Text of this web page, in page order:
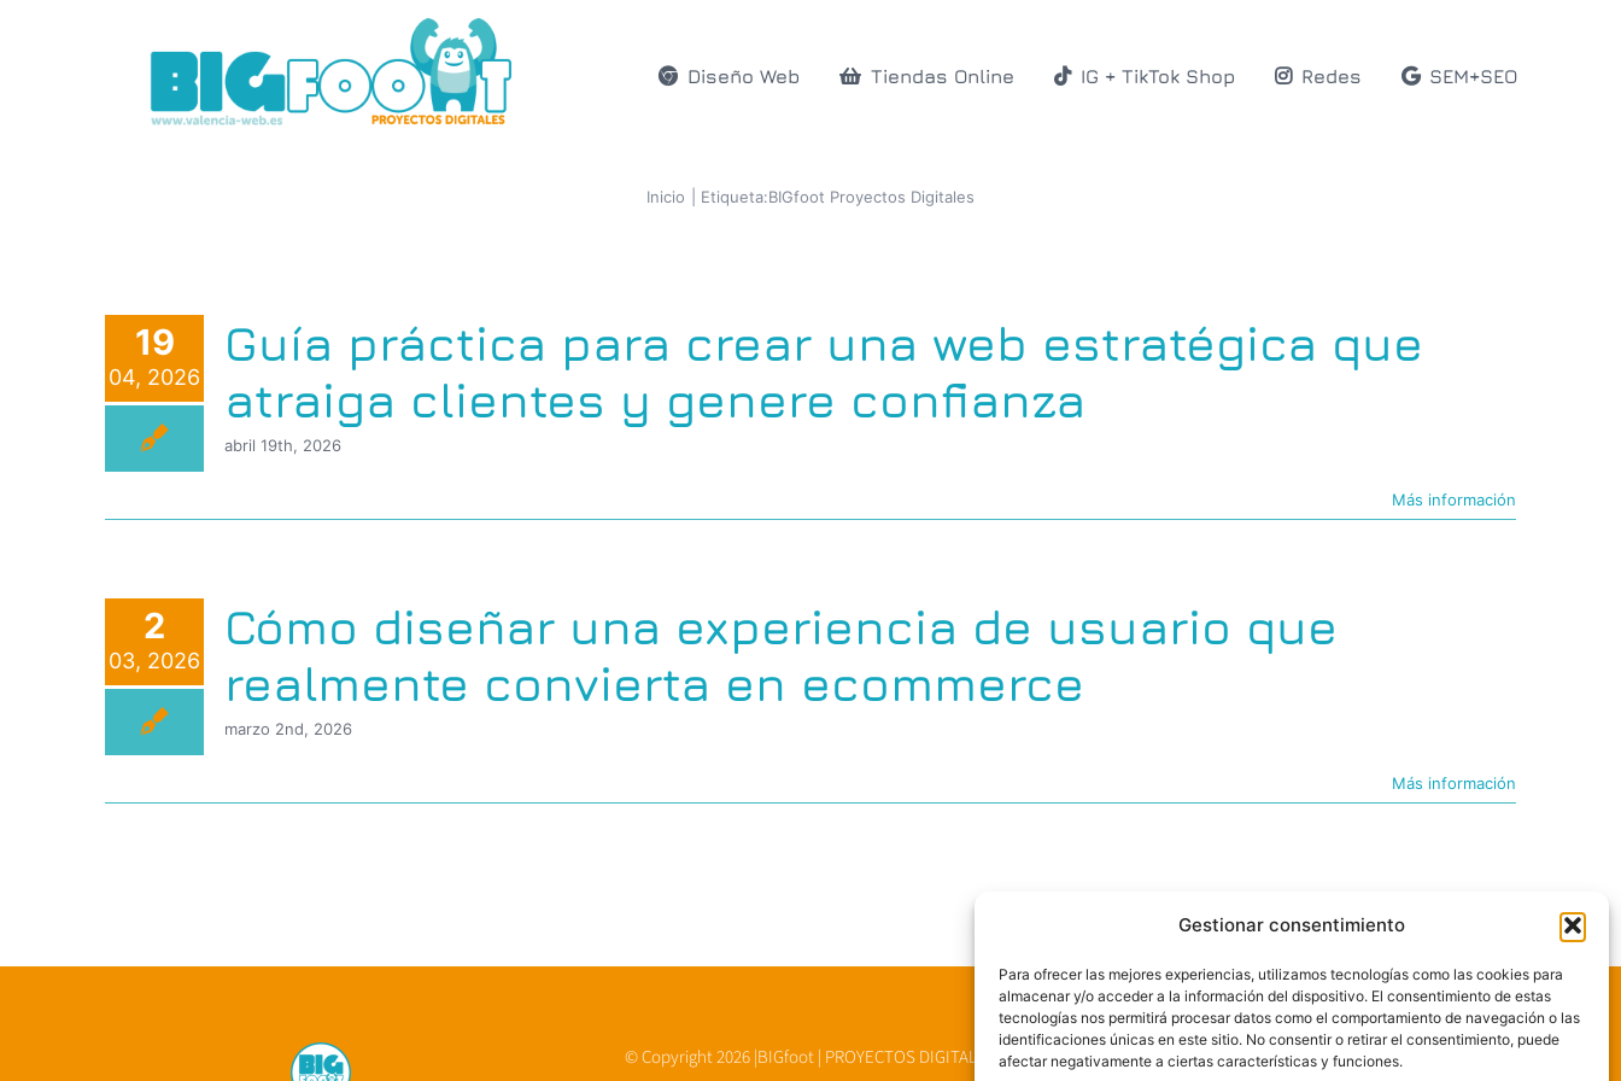
Gestionar consentimiento
Para ofrecer las mejores experiencias, utilizamos tecnologías como las cookies para
almacenar y/o acceder a la información del dispositivo. El consentimiento de estas
tecnologías nos permitirá procesar datos como el comportamiento de navegación o las
identificaciones únicas en este sitio. No consentir o retirar el consentimiento, puede
afectar negativamente a ciertas características y funciones.
Diseño Web Tiendas Online IG + TikTok Shop Redes SEM+SEO
Inicio Etiqueta:BIGfoot Proyectos Digitales
19
04, 2026
Guía práctica para crear una web estratégica que
atraiga clientes y genere confianza
abril 19th, 2026
Más información
2
03, 2026
Cómo diseñar una experiencia de usuario que
realmente convierta en ecommerce
marzo 2nd, 2026
Más información
© Copyright 2026 |BIGfoot | PROYECTOS DIGITALES
Aviso Legal
Política de Privacidad